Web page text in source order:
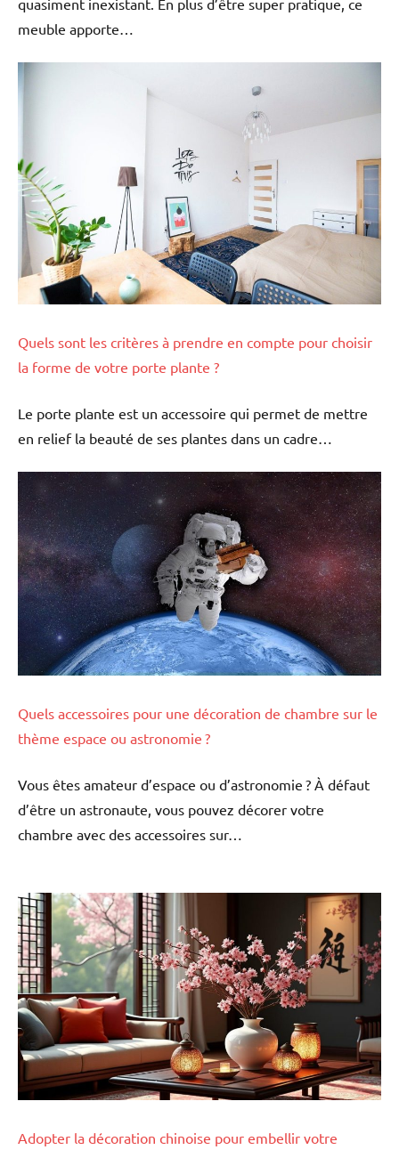
meuble apporte…
Quels sont les critères à prendre en compte pour choisir
la forme de votre porte plante ?
Le porte plante est un accessoire qui permet de mettre
en relief la beauté de ses plantes dans un cadre…
Quels accessoires pour une décoration de chambre sur le
thème espace ou astronomie ?
Vous êtes amateur d’espace ou d’astronomie ? À défaut
d’être un astronaute, vous pouvez décorer votre
chambre avec des accessoires sur…
Adopter la décoration chinoise pour embellir votre